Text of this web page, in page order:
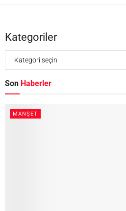
Kategoriler
Son Haberler
MANŞET